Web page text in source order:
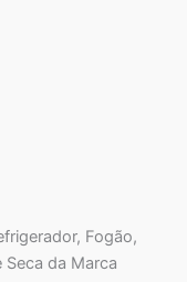
Fogão,
Seca da Marca